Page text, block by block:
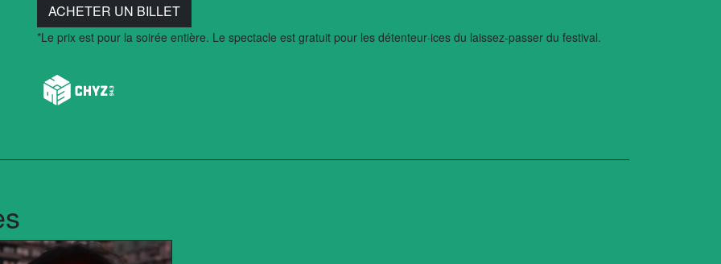
ACHETER UN BILLET
*Le prix est pour la soirée entière. Le spectacle est gratuit pour les détenteur·ices du laissez-passer du festival.